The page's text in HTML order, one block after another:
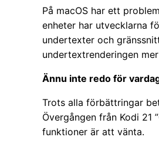
På macOS har ett
enheter har utvecklarna
undertexter och
undertextrenderingen
Ännu inte redo för
Trots alla förbättringar
Övergången från Kodi 21
funktioner är att vänta.